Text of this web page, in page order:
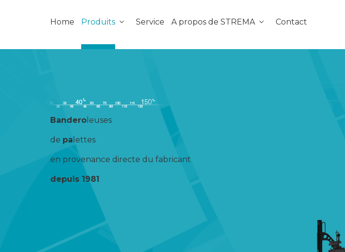
Home Produits Service A propos de STREMA Contact
Bandero leuses
de pa lettes
en provenance directe du fabricant
depuis 1981